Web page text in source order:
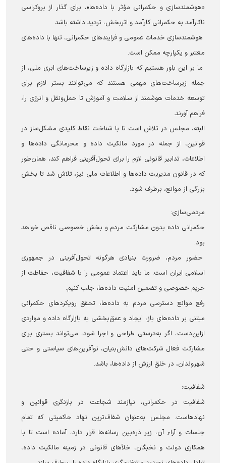
«هوشمندسازی و حکمرانی مؤثر با داده‌ها»، برای گذار از بروکراسی
ناکارآمد به حکمرانی کارآمد و اثربخش، تردید داشته باشد.
هوشمندسازی خدمات عمومی و فرایندهای حکمرانی، تنها با داده‌های
معتبر و یکپارچه ممکن است.
ما بر این باور هستیم که بازارگاه داده و زیرساخت‌های ابری ملی، از
جمله زیرساخت‌های مهمی هستند که می‌توانند بستر لازم برای
توسعه خدمات هوشمند از سلامت و آموزش تا حمل‌ونقل و انرژی را،
فراهم آورند.
البته، مجلس در تلاش است تا با شناخت نقاط کلیدی مشکل‌ساز در
قوانین، از جمله در مورد مالکیت داده و محرمانگی داده‌ها و
اطلاعات، تدابیر قانونی لازم را برای تحول‌آفرینی فراهم کند، همان‌طور
که در قانون مدیریت داده‌ها و اطلاعات ملی نیز، تلاش شد تا بخش
بزرگی از موانع، برطرف شود.
مردمی‌سازی:
حکمرانی داده بدون مشارکت مردم و بخش خصوصی ناقص خواهد
بود.
حضور مردم، ضرورت بنیادی هرگونه تحول‌آفرینی در جمهوری
اسلامی ایران است. ما باید اعتماد عمومی را با شفافیت، حفاظت از
حریم خصوصی و تضمین امنیت داده‌ها، جلب کنیم.
رفع موانع دسترسی مردم به داده‌ها، تحقق رویکردهای حکمرانی
مبتنی بر داده‌های باز، ایجاد و عمق‌بخشی به بازارگاه داده و مواردی
ازاین‌دست، اگر به‌درستی طراحی و اجرا شود، می‌تواند بستری برای
مشارکت فعال شرکت‌های دانش‌بنیان، نوآفرین‌های سیاستی و حتی
شهروندان، در خلق ارزش از داده‌ها، باشد.
شفافیت:
شفافیت در حکمرانی، نیازمند شجاعت در بازنگری قوانین و
نهادهاست. مجلس به‌عنوان شفاف‌ترین نهاد حاکمیتی که تمام
جلسات و آراء آن، زیر ذره‌بین رسانه‌ها قرار دارد، آماده است تا با
همکاری دولت و نخبگان، خلأهای قانونی در زمینه مالکیت داده،